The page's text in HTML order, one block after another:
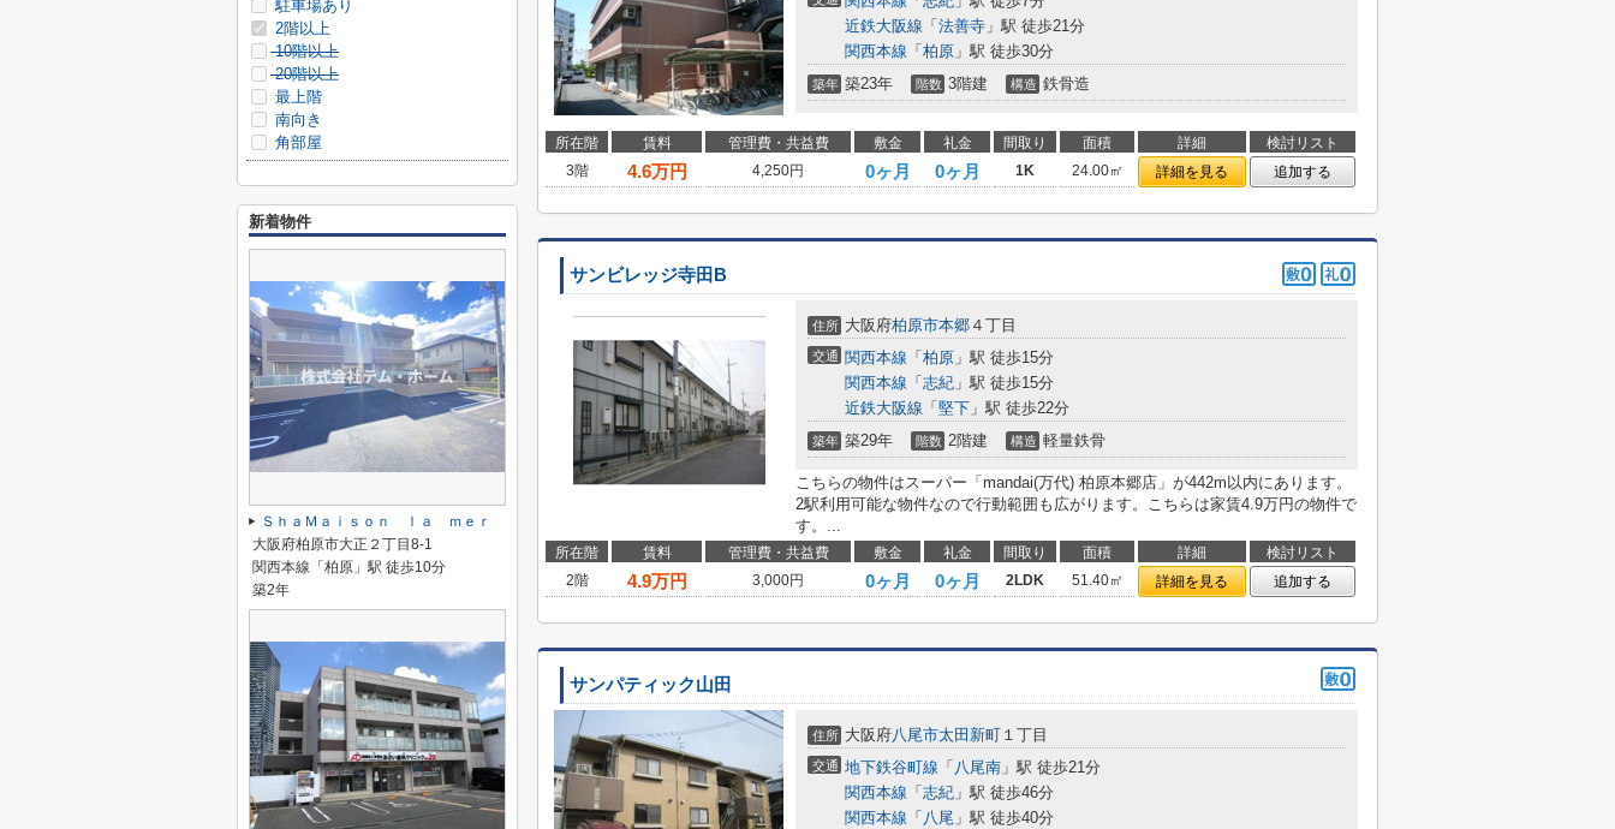
近鉄大阪線 「 法善寺 」駅 徒歩21分
関西本線 「 柏原 」駅 徒歩30分
築年 築23年 階数 3階建 構造 鉄骨造
所在階 賃料 管理費・共益費 敷金 礼金 間取り 面積 詳細
検討リスト
3階
4.6万円 4,250円 0ヶ月 0ヶ月 1K 24.00㎡ 詳細を見る 追加する
サンビレッジ寺田B
住所 大阪府柏原市本郷 ４丁目
交通 関西本線 「 柏原 」駅 徒歩15分
関西本線 「 志紀 」駅 徒歩15分
近鉄大阪線 「 堅下 」駅 徒歩22分
築年 築29年 階数 2階建 構造 軽量鉄骨
こちらの物件はスーパー「mandai(万代) 柏原本郷店」が442m以内にあります。
2駅利用可能な物件なので行動範囲も広がります。こちらは家賃4.9万円の物件で
す。...
所在階 賃料 管理費・共益費 敷金 礼金 間取り 面積 詳細
検討リスト
2階
4.9万円 3,000円 0ヶ月 0ヶ月 2LDK 51.40㎡ 詳細を見る 追加する
サンパティック山田
住所 大阪府八尾市太田新町 １丁目
交通 地下鉄谷町線 「 八尾南 」駅 徒歩21分
関西本線 「 志紀 」駅 徒歩46分
関西本線 「 八尾 」駅 徒歩40分
駐車場あり
2階以上
10階以上
20階以上
最上階
南向き
角部屋
新着物件
ＳｈａＭａｉｓｏｎ ｌａ ｍｅｒ
大阪府柏原市大正２丁目8-1
関西本線「柏原」駅 徒歩10分
築2年